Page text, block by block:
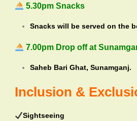
5.30pm Snacks
Snacks will be served on the
7.00pm Drop off at
Saheb Bari Ghat, Sunamganj.
Inclusion &
Sightseeing